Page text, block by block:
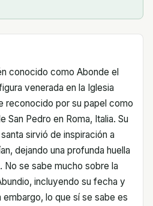
conocido como Abonde el
venerada en la Iglesia
reconocido por su papel como
San Pedro en Roma, Italia. Su
sirvió de inspiración a
dejando una profunda huella
No se sabe mucho sobre la
incluyendo su fecha y
embargo, lo que sí se sabe es